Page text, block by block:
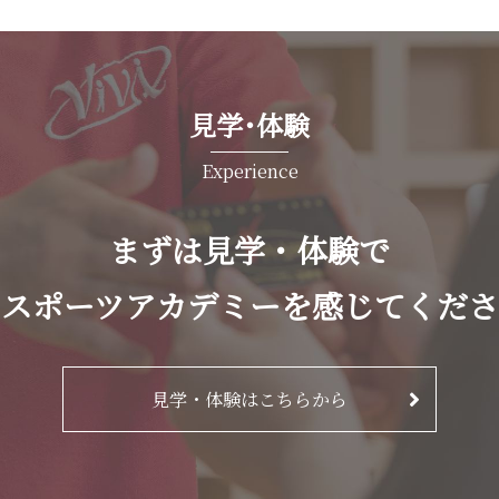
見学･体験
Experience
まずは見学・体験で
ポーツアカデミーを感じてくだ
見学・体験はこちらから